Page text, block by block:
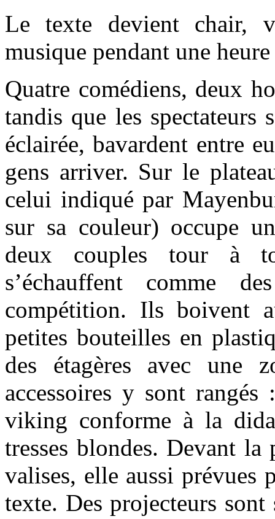
Le texte devient chair,
musique pendant une
Quatre comédiens, deux
tandis que les spectateurs
éclairée, bavardent entre
gens arriver. Sur le
celui indiqué par
sur sa couleur) occupe
deux couples tour à
s’échauffent comme
compétition. Ils boivent
petites bouteilles en
des étagères avec une
accessoires y sont
viking conforme à la
tresses blondes. Devant la
valises, elle aussi prévues
texte. Des projecteurs sont